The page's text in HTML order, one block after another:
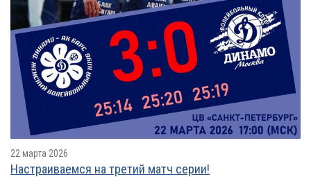
22 марта 2026
Настраиваемся на третий матч серии!